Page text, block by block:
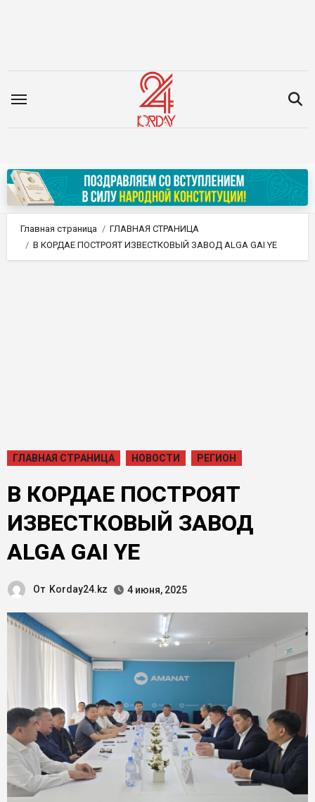
Главная страница
ГЛАВНАЯ СТРАНИЦА
В КОРДАЕ ПОСТРОЯТ ИЗВЕСТКОВЫЙ ЗАВОД ALGA GAI YE
ГЛАВНАЯ СТРАНИЦА НОВОСТИ РЕГИОН
В КОРДАЕ ПОСТРОЯТ
ИЗВЕСТКОВЫЙ ЗАВОД
ALGA GAI YE
От Korday24.kz 4 июня, 2025